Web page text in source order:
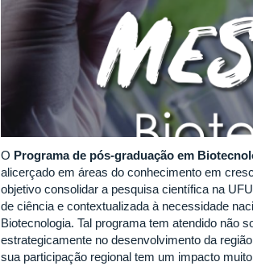
O Programa de pós-graduação em
alicerçado em áreas do conhecimento em
objetivo consolidar a pesquisa científica na
de ciência e contextualizada à necessidade
Biotecnologia. Tal programa tem atendido não
estrategicamente no desenvolvimento da
sua participação regional tem um impacto